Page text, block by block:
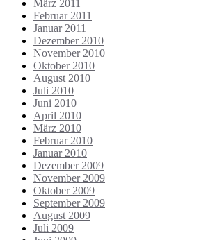
März 2011
Februar 2011
Januar 2011
Dezember 2010
November 2010
Oktober 2010
August 2010
Juli 2010
Juni 2010
April 2010
März 2010
Februar 2010
Januar 2010
Dezember 2009
November 2009
Oktober 2009
September 2009
August 2009
Juli 2009